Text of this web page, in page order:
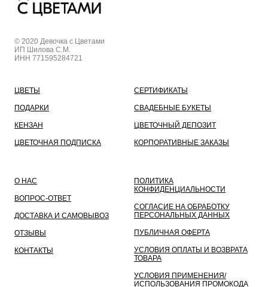
© 2020 Девочка с Цветами
ИП Шилова С.М.
ИНН 771595284721
ЦВЕТЫ
ПОДАРКИ
КЕНЗАН
ЦВЕТОЧНАЯ ПОДПИСКА
СЕРТИФИКАТЫ
СВАДЕБНЫЕ БУКЕТЫ
ЦВЕТОЧНЫЙ ДЕПОЗИТ
КОРПОРАТИВНЫЕ ЗАКАЗЫ
О НАС
ВОПРОС-ОТВЕТ
ДОСТАВКА И САМОВЫВОЗ
ОТЗЫВЫ
КОНТАКТЫ
ПОЛИТИКА
КОНФИДЕНЦИАЛЬНОСТИ
СОГЛАСИЕ НА ОБРАБОТКУ
ПЕРСОНАЛЬНЫХ ДАННЫХ
ПУБЛИЧНАЯ ОФЕРТА
УСЛОВИЯ ОПЛАТЫ И ВОЗВРАТА
ТОВАРА
УСЛОВИЯ ПРИМЕНЕНИЯ/
ИСПОЛЬЗОВАНИЯ ПРОМОКОДА